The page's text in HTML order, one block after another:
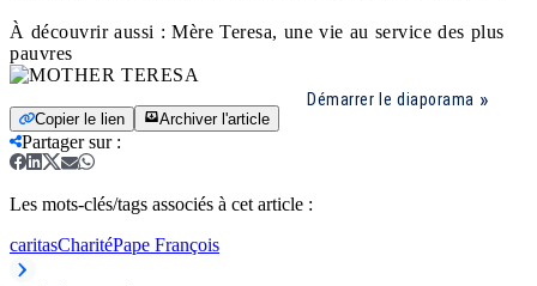
À découvrir aussi : Mère Teresa, une vie au service des plus
pauvres
Démarrer le diaporama
Copier le lien Archiver l'article
Partager sur:
Les mots-clés/tags associés à cet article :
caritasCharitéPape François